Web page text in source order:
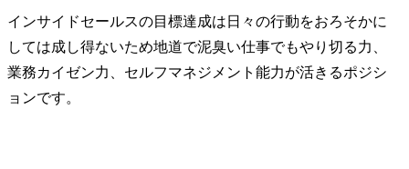
インサイドセールスの目標達成は日々の行動をおろそかに
しては成し得ないため地道で泥臭い仕事でもやり切る力、
業務カイゼン力、セルフマネジメント能力が活きるポジシ
ョンです。